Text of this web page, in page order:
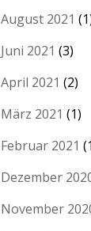
August 2021
Juni 2021 (3)
April 2021 (2)
März 2021 (1)
Februar 2021
Dezember
November